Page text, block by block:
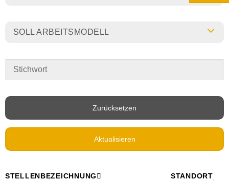
SOLL ARBEITSMODELL
Zurücksetzen
Aktualisieren
STELLENBEZEICHNUNG STANDORT